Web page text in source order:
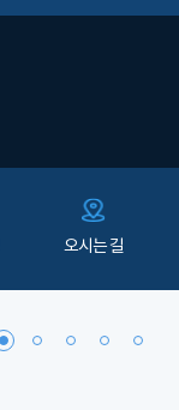
오시는 길